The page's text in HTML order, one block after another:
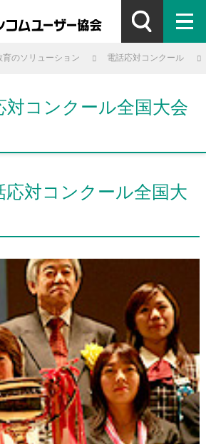
育のソリューション 電話応対コンクール
対コンクール全国大会
応対コンクール全国大